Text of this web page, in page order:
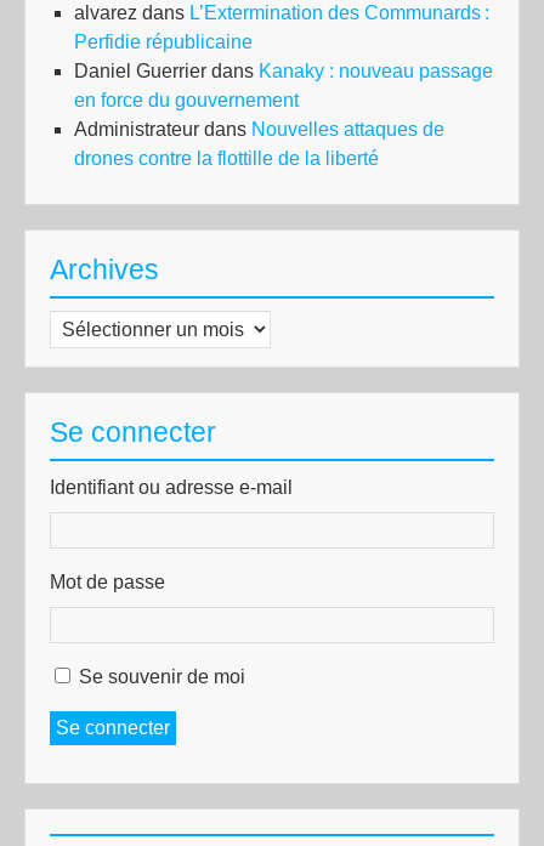
alvarez dans L’Extermination des Communards :
Perfidie républicaine
Daniel Guerrier dans Kanaky : nouveau passage
en force du gouvernement
Administrateur dans Nouvelles attaques de
drones contre la flottille de la liberté
Archives
Archives
Se connecter
Identifiant ou adresse e-mail
Mot de passe
Se souvenir de moi
Se connecter